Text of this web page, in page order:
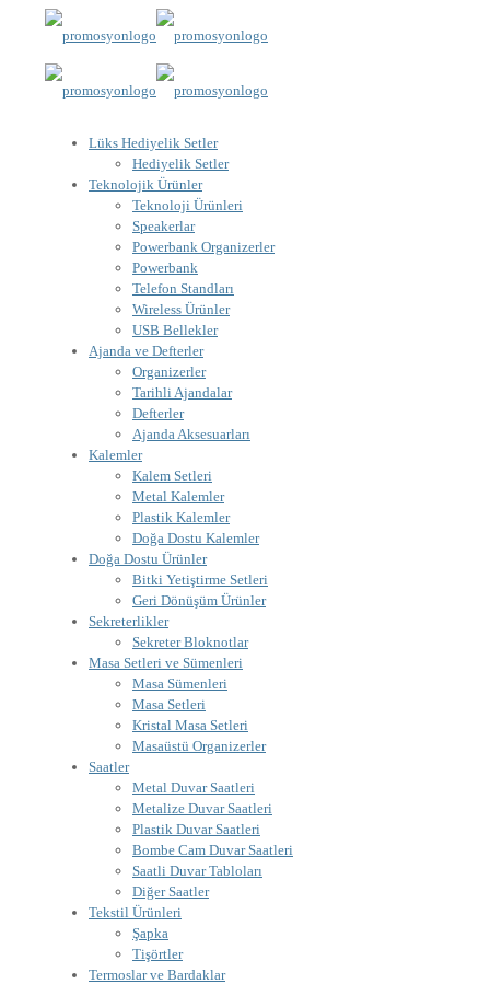
Lüks Hediyelik Setler
Hediyelik Setler
Teknolojik Ürünler
Teknoloji Ürünleri
Speakerlar
Powerbank Organizerler
Powerbank
Telefon Standları
Wireless Ürünler
USB Bellekler
Ajanda ve Defterler
Organizerler
Tarihli Ajandalar
Defterler
Ajanda Aksesuarları
Kalemler
Kalem Setleri
Metal Kalemler
Plastik Kalemler
Doğa Dostu Kalemler
Doğa Dostu Ürünler
Bitki Yetiştirme Setleri
Geri Dönüşüm Ürünler
Sekreterlikler
Sekreter Bloknotlar
Masa Setleri ve Sümenleri
Masa Sümenleri
Masa Setleri
Kristal Masa Setleri
Masaüstü Organizerler
Saatler
Metal Duvar Saatleri
Metalize Duvar Saatleri
Plastik Duvar Saatleri
Bombe Cam Duvar Saatleri
Saatli Duvar Tabloları
Diğer Saatler
Tekstil Ürünleri
Şapka
Tişörtler
Termoslar ve Bardaklar